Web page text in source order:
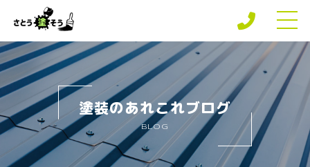
ホーム
専門店の強み
さとう塗そうの安心保障
施工メニュー
施工実績
塗装のあれこれブログ
BLOG